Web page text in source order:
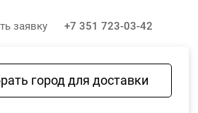
город для доставки
заявку +7 351 723-03-42
Сравнение Корзина